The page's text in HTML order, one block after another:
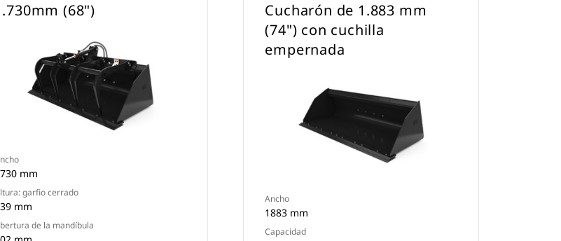
(68")
mm
garfio cerrado
mm
de la mandíbula
Cucharón de 1.883 mm
(74") con cuchilla
empernada
Ancho
1883 mm
Capacidad